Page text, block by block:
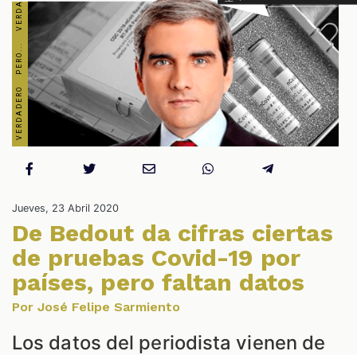
Jueves, 23 Abril 2020
De Bedout da cifras ciertas
de pruebas Covid-19 por
países, pero faltan datos
Por José Felipe Sarmiento
Los datos del periodista vienen de